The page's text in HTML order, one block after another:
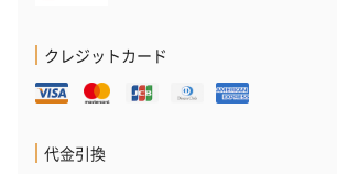
クレジットカード
代金引換